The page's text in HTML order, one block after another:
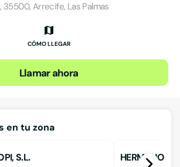
Arrecife, Las Palmas
CÓMO LLEGAR
Llamar ahora
en tu zona
S.L. HERMANOS